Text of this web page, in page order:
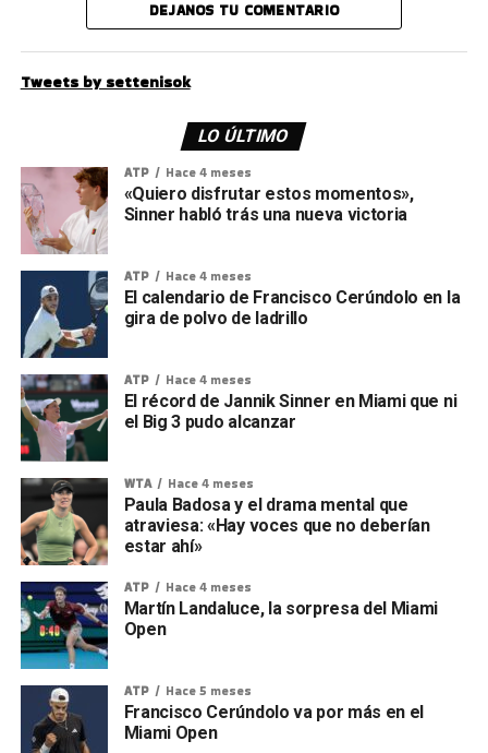
DEJANOS TU COMENTARIO
Tweets by settenisok
LO ÚLTIMO
ATP Hace 4 meses
«Quiero disfrutar estos momentos»,
Sinner habló trás una nueva victoria
ATP Hace 4 meses
El calendario de Francisco Cerúndolo en la
gira de polvo de ladrillo
ATP Hace 4 meses
El récord de Jannik Sinner en Miami que ni
el Big 3 pudo alcanzar
WTA Hace 4 meses
Paula Badosa y el drama mental que
atraviesa: «Hay voces que no deberían
estar ahí»
ATP Hace 4 meses
Martín Landaluce, la sorpresa del Miami
Open
ATP Hace 5 meses
Francisco Cerúndolo va por más en el
Miami Open